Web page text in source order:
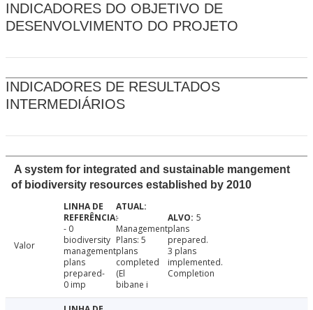
INDICADORES DO OBJETIVO DE
DESENVOLVIMENTO DO PROJETO
INDICADORES DE RESULTADOS
INTERMEDIÁRIOS
A system for integrated and sustainable mangement
of biodiversity resources established by 2010
Valor
- 0
biodiversity
management
plans
prepared-
0 imp
-
Management
Plans: 5
plans
completed
(El
bibane i
5
plans
prepared.
3 plans
implemented.
Completion